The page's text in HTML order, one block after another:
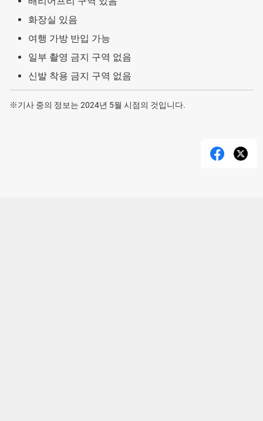
화장실 있음
여행 가방 반입 가능
일부 촬영 금지 구역 없음
신발 착용 금지 구역 없음
※기사 중의 정보는 2024년 5월 시점의 것입니다.